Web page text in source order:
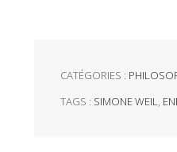
CATÉGORIES :
TAGS : SIMONE WEIL,